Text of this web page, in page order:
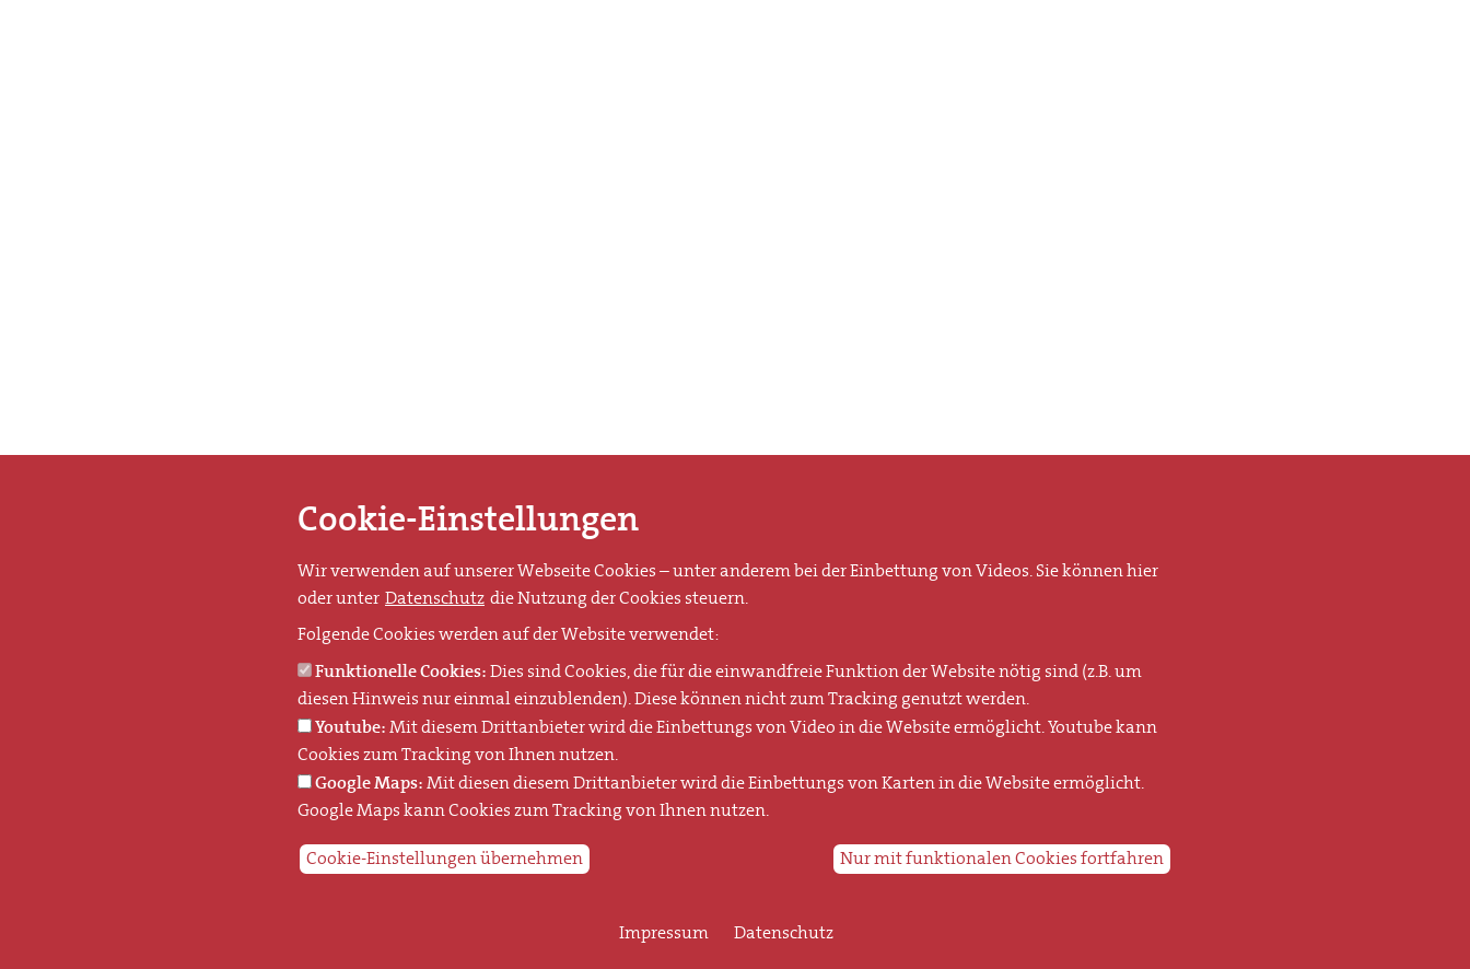
Cookie-Einstellungen
Wir verwenden auf unserer Webseite Cookies – unter anderem bei der Einbettung von Videos. Sie können hier
oder unter Datenschutz die Nutzung der Cookies steuern.
Folgende Cookies werden auf der Website verwendet:
Funktionelle Cookies: Dies sind Cookies, die für die einwandfreie Funktion der Website nötig sind (z.B. um
diesen Hinweis nur einmal einzublenden). Diese können nicht zum Tracking genutzt werden.
Youtube: Mit diesem Drittanbieter wird die Einbettungs von Video in die Website ermöglicht. Youtube kann
Cookies zum Tracking von Ihnen nutzen.
Google Maps: Mit diesen diesem Drittanbieter wird die Einbettungs von Karten in die Website ermöglicht.
Google Maps kann Cookies zum Tracking von Ihnen nutzen.
Cookie-Einstellungen übernehmen Nur mit funktionalen Cookies fortfahren
Impressum Datenschutz